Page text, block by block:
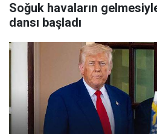
Soğuk havaların
dansı başladı